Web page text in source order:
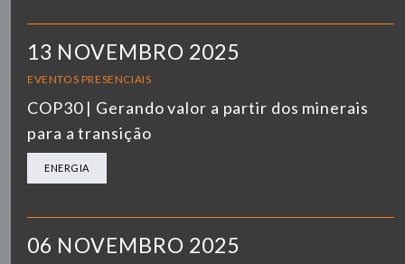
13 NOVEMBRO 2025
EVENTOS PRESENCIAIS
COP30 | Gerando valor a partir dos minerais
para a transição
ENERGIA
06 NOVEMBRO 2025